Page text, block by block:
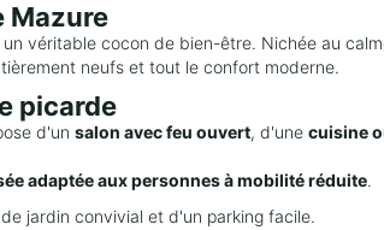
Mazure
un véritable cocon de bien-être. Nichée au
neufs et tout le confort moderne.
picarde
d'un salon avec feu ouvert, d'une cuisine
adaptée aux personnes à mobilité réduite.
jardin convivial et d'un parking facile.